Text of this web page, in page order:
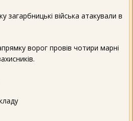
загарбницькі війська атакували в
ворог провів чотири марні